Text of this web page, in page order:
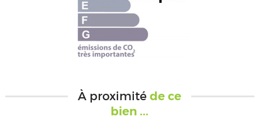
À proximitéde ce
bien ...